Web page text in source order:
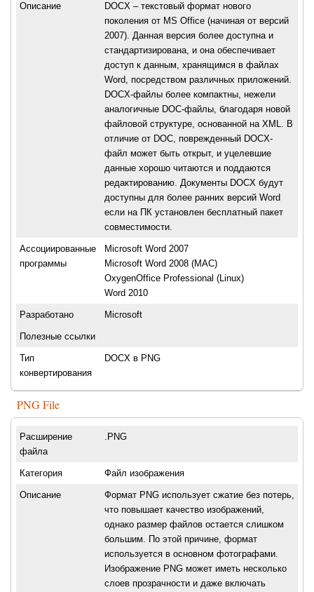
Описание
DOCX – текстовый формат нового
поколения от MS Office (начиная от версий
2007). Данная версия более доступна и
стандартизирована, и она обеспечивает
доступ к данным, хранящимся в файлах
Word, посредством различных приложений.
DOCX-файлы более компактны, нежели
аналогичные DOC-файлы, благодаря новой
файловой структуре, основанной на XML. В
отличие от DOC, поврежденный DOCX-
файл может быть открыт, и уцелевшие
данные хорошо читаются и поддаются
редактированию. Документы DOCX будут
доступны для более ранних версий Word
если на ПК установлен бесплатный пакет
совместимости.
Ассоциированные
программы
Microsoft Word 2007
Microsoft Word 2008 (MAC)
OxygenOffice Professional (Linux)
Word 2010
Разработано Microsoft
Полезные ссылки
Тип
конвертирования
DOCX в PNG
PNG File
Расширение
файла
.PNG
Категория Файл изображения
Описание
Формат PNG использует сжатие без потерь,
что повышает качество изображений,
однако размер файлов остается слишком
большим. По этой причине, формат
используется в основном фотографами.
Изображение PNG может иметь несколько
слоев прозрачности и даже включать